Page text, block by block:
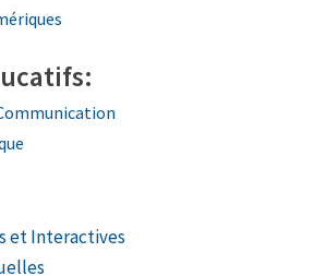
et Interactives